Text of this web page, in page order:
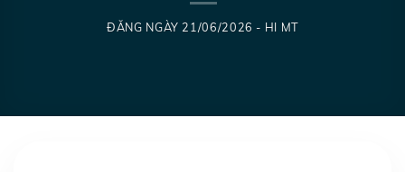
ĐĂNG NGÀY 21/06/2026 - HI MT